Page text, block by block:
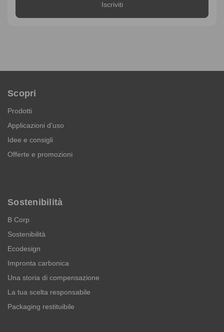
Scopri
Prodotti
Applicazioni d'uso
Idee e consigli
Offerte e promozioni
Sostenibilità
B Corp
Sostenibilità
Ecodesign
Impronta carbonica
Una storia di compensazione
La tua scelta responsabile
Packaging restituibile